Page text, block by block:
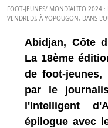
FOOT-JEUNES/ MONDIALITO 2024 :
VENDREDI, À YOPOUGON, DANS
Abidjan, Côte
La 18ème
de foot-jeunes,
par le
l'Intelligent
épilogue avec